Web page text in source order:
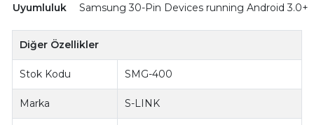
Uyumluluk
Samsung 30-Pin Devices running Android 3.0+
Diğer Özellikler
Stok Kodu SMG-400
Marka S-LINK